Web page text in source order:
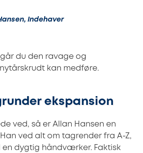
Indehaver
du den ravage og
kan medføre.
ekspansion
ved, så er Allan Hansen en
ved alt om tagrender fra A-Z,
dygtig håndværker. Faktisk